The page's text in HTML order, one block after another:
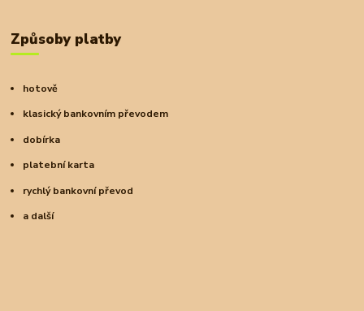
Způsoby platby
hotově
klasický bankovním převodem
dobírka
platební karta
rychlý bankovní převod
a další